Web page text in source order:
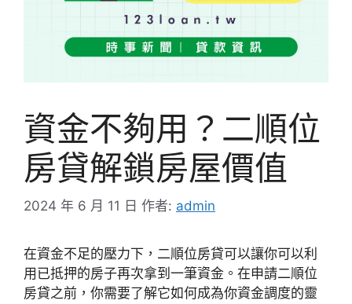
資金不夠用？二順位
房貸解鎖房屋價值
2024 年 6 月 11 日 作者: admin
在資金不足的壓力下，二順位房貸可以讓你可以利
用已抵押的房子再次拿到一筆資金。在申請二順位
房貸之前，你需要了解它如何成為你資金調度的靈